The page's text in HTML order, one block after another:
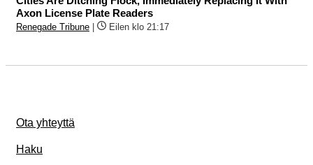
Axon License Plate Readers
Renegade Tribune Eilen klo 21:17
Ota yhteyttä
Haku